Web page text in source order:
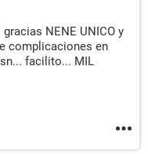
NENE UNICO y
complicaciones en
facilito... MIL